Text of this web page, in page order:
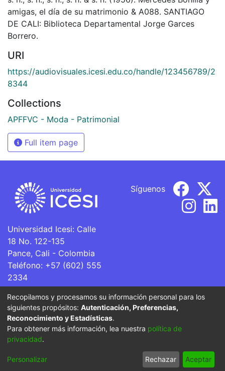
amigas, el día de su matrimonio & A088. SANTIAGO
DE CALI: Biblioteca Departamental Jorge Garces
Borrero.
URI
https://audiovisuales.icesi.edu.co/handle/123456789/2
8344
Collections
APFFVC - Moda - Patrimonial
Full item page
Universidad Icesi: Calle
18 No. 122-135
Pance, Cali - Colombia
Teléfono: +57 (602) 555
2334
ventanillaunica@icesi.edu.co
Síguenos
La Universidad Icesi es una Institución de Educación
Superior que se encuentra sujeta a inspección y vigilancia
por parte del Ministerio de Educación Nacional.
Cookie
End User
Agreement
Send
Feedback
Recopilamos y procesamos su información personal para los
siguientes propósitos: Autenticación, Preferencias,
Reconocimiento y Estadísticas.
Para obtener más información, lea nuestra política de
privacidad.
Personalizar Rechazar Aceptar